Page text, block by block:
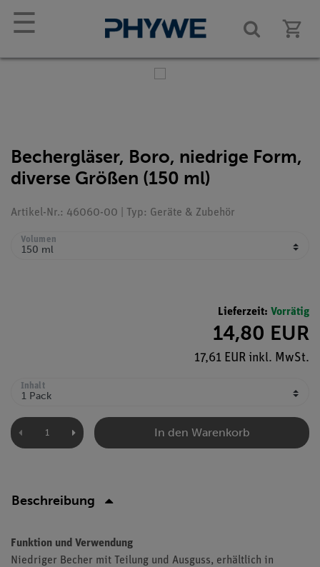
☰
Bechergläser, Boro, niedrige Form,
diverse Größen (150 ml)
Artikel-Nr.: 46060-00 | Typ: Geräte & Zubehör
Volumen
Lieferzeit: Vorrätig
14,80 EUR
17,61 EUR inkl. MwSt.
Inhalt
In den Warenkorb
Beschreibung
Funktion und Verwendung
Niedriger Becher mit Teilung und Ausguss, erhältlich in